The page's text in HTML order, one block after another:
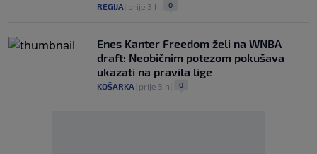
REGIJA prije 3 h 0
Enes Kanter Freedom želi na WNBA
draft: Neobičnim potezom pokušava
ukazati na pravila lige
KOŠARKA prije 3 h 0